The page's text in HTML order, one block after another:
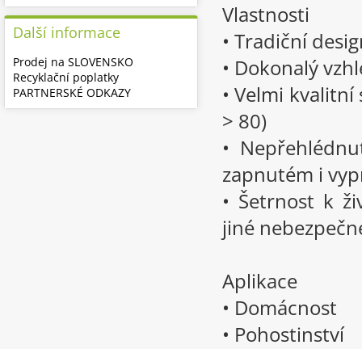
Vlastnosti
• Tradiční
• Dokonalý
• Velmi
> 80)
•
zapnutém i
• Šetrnost k
jiné
Aplikace
• Domácnost
• Pohostinství
Další informace
Prodej na SLOVENSKO
Recyklační poplatky
PARTNERSKÉ ODKAZY